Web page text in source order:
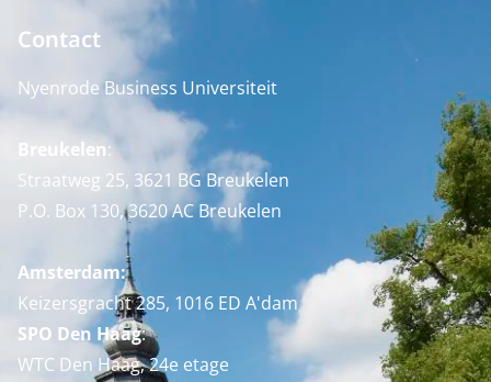
Contact
Nyenrode Business Universiteit
Breukelen:
Straatweg 25, 3621 BG Breukelen
P.O. Box 130, 3620 AC Breukelen
Amsterdam:
Keizersgracht 285, 1016 ED A'dam
SPO Den Haag:
WTC Den Haag, 24e etage